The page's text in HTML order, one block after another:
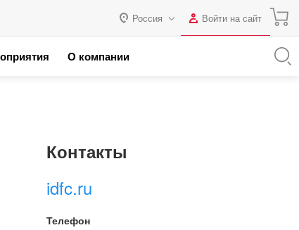
Россия Войти на сайт
Авторизация
О компании
Контакты
idfc.ru
Телефон